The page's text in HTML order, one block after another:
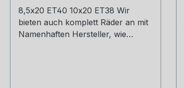
8,5x20 ET40 10x20 ET38 Wir
bieten auch komplett Räder an mit
Namenhaften Hersteller, wie